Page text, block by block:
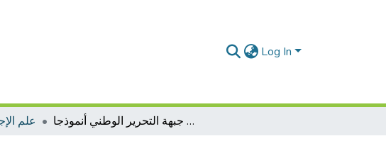
Log In
علم تمثلات السلطة السياسية بين رهانات تحديث البنى والمشاركةحزب جبهة التحرير الوطني أنموذجا